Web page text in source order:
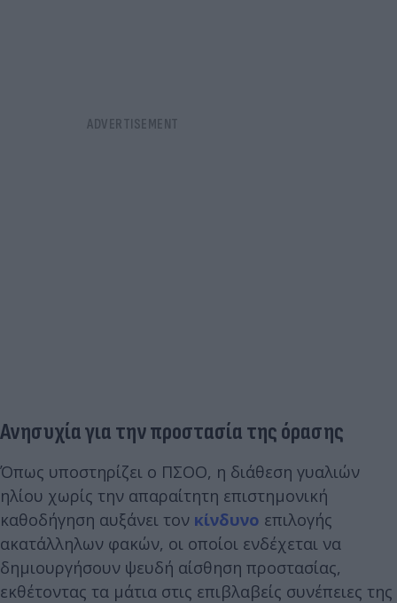
Ανησυχία για την προστασία της όρασης
Όπως υποστηρίζει ο ΠΣΟΟ, η διάθεση γυαλιών
ηλίου χωρίς την απαραίτητη επιστημονική
καθοδήγηση αυξάνει τον κίνδυνο επιλογής
ακατάλληλων φακών, οι οποίοι ενδέχεται να
δημιουργήσουν ψευδή αίσθηση προστασίας,
εκθέτοντας τα μάτια στις επιβλαβείς συνέπειες της